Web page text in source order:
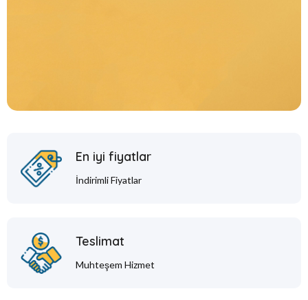
En iyi fiyatlar
İndirimli Fiyatlar
Teslimat
Muhteşem Hizmet